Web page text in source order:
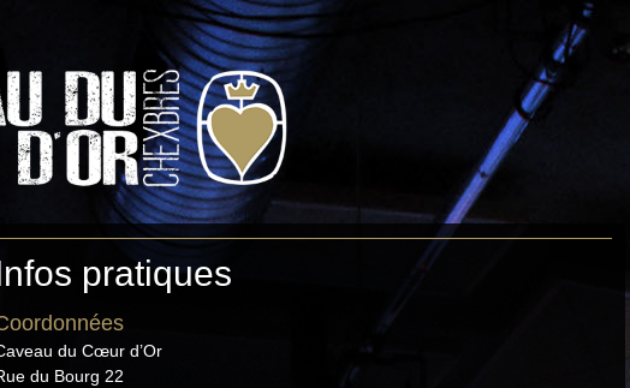
pratiques
du Cœur d’Or
du Bourg 22